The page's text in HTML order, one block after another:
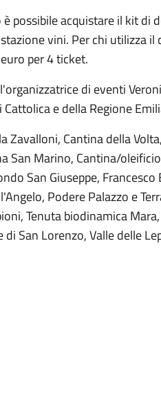
possibile acquistare il kit di
vini. Per chi utilizza il
per 4 ticket.
di eventi
e della Regione
Zavalloni, Cantina della
San Marino, Cantina/
San Giuseppe, Francesco
Podere Palazzo e
Tenuta biodinamica
San Lorenzo, Valle delle